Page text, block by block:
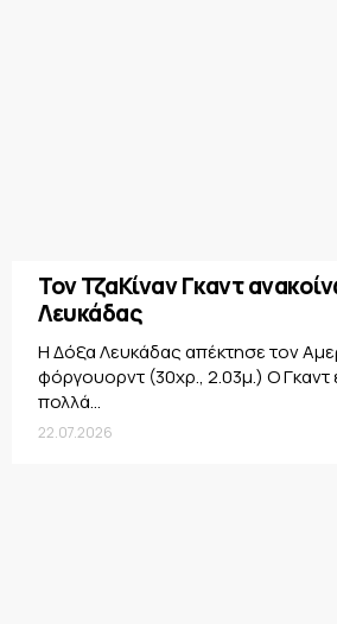
Τον ΤζαΚίναν Γκαντ
Λευκάδας
Η Δόξα Λευκάδας απέκτησε τον
φόργουορντ (30χρ., 2.03μ.) Ο Γκαντ
πολλά...
22.07.2026